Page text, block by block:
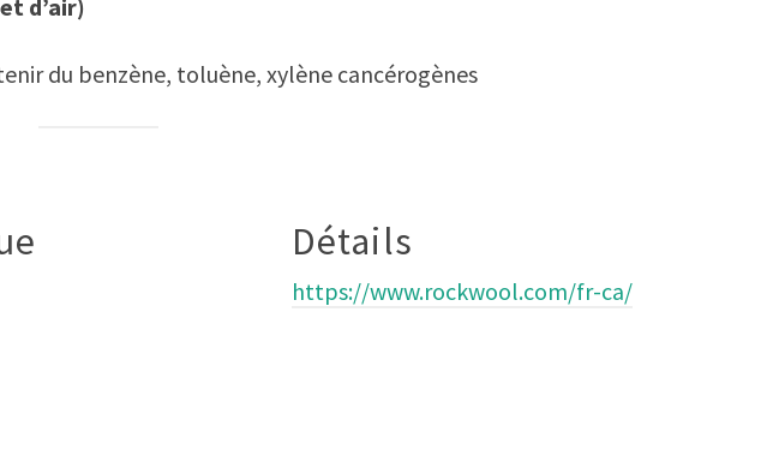
d’air)
du benzène, toluène, xylène cancérogènes
Détails
https://www.rockwool.com/fr-ca/